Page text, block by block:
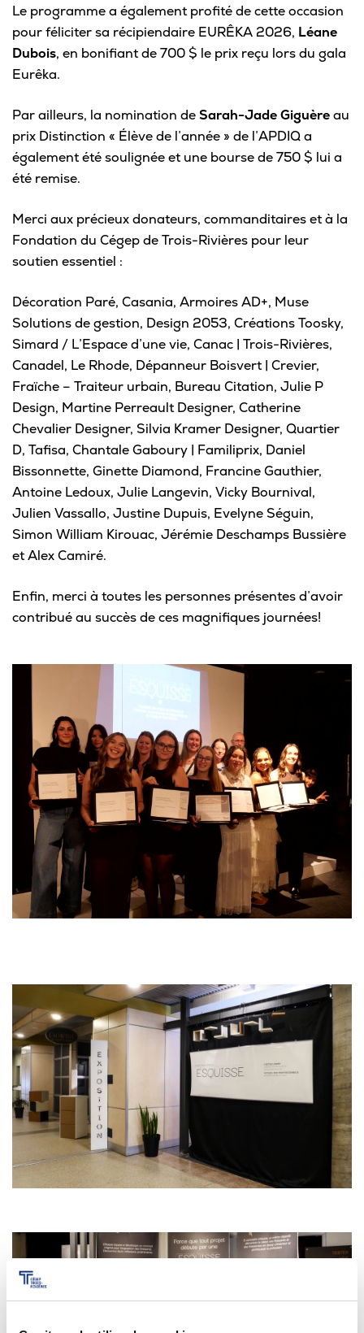
Le programme a également profité de cette occasion
pour féliciter sa récipiendaire EURÊKA 2026, Léane
Dubois, en bonifiant de 700 $ le prix reçu lors du gala
Eurêka.
Par ailleurs, la nomination deSarah-Jade Giguèreau
prix Distinction « Élève de l’année » de l’APDIQ a
également été soulignée et une bourse de 750 $ lui a
été remise.
Merci aux précieux donateurs, commanditaires et à la
Fondation du Cégep de Trois-Rivières pour leur
soutien essentiel :
Décoration Paré, Casania, Armoires AD+, Muse
Solutions de gestion, Design 2053, Créations Toosky,
Simard / L’Espace d’une vie, Canac | Trois-Rivières,
Canadel, Le Rhode, Dépanneur Boisvert | Crevier,
Fraïche – Traiteur urbain, Bureau Citation, Julie P
Design, Martine Perreault Designer, Catherine
Chevalier Designer, Silvia Kramer Designer, Quartier
D, Tafisa, Chantale Gaboury | Familiprix, Daniel
Bissonnette, Ginette Diamond, Francine Gauthier,
Antoine Ledoux, Julie Langevin, Vicky Bournival,
Julien Vassallo, Justine Dupuis, Evelyne Séguin,
Simon William Kirouac, Jérémie Deschamps Bussière
et Alex Camiré.
Enfin, merci à toutes les personnes présentes d’avoir
contribué au succès de ces magnifiques journées!